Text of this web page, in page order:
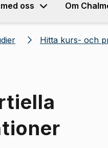
oss Om
Hitta kurs- och